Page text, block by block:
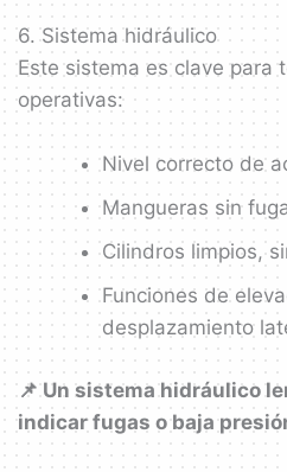
6. Sistema hidráulico
Este sistema es clave para
operativas:
Nivel correcto de
Mangueras sin
Cilindros limpios,
Funciones de
desplazamiento
📌 Un sistema hidráulico
indicar fugas o baja